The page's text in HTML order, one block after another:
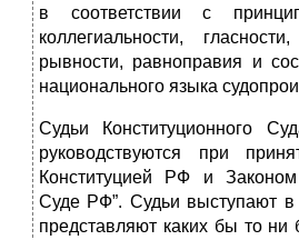
в соответствии с
коллегиальности,
рывности, равноправия и
национального языка
Судьи Конституционного
руководствуются при
Конституцией РФ и
Суде РФ”. Судьи выступают в
представляют каких бы то ни